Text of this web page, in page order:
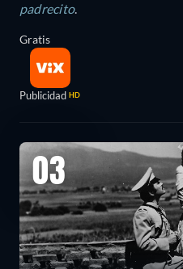
padrecito.
Gratis
Publicidad HD
03